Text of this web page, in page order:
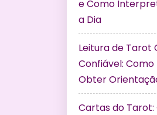
e Como
a Dia
Leitura de Tarot
Confiável: Como
Obter
Cartas do Tarot: